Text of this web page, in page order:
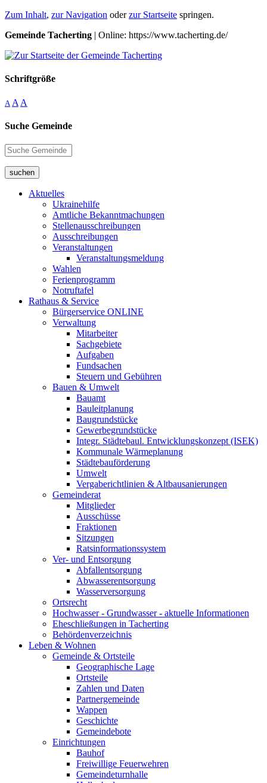
Zum Inhalt, zur Navigation oderzur Startseite springen.
Gemeinde Tacherting | Online: https://www.tacherting.de/
Schriftgröße
A A A
Suche Gemeinde
suchen
Aktuelles
Ukrainehilfe
Amtliche Bekanntmachungen
Stellenausschreibungen
Ausschreibungen
Veranstaltungen
Veranstaltungsmeldung
Wahlen
Ferienprogramm
Notruftafel
Rathaus & Service
Bürgerservice ONLINE
Verwaltung
Mitarbeiter
Sachgebiete
Aufgaben
Fundsachen
Steuern und Gebühren
Bauen & Umwelt
Bauamt
Bauleitplanung
Baugrundstücke
Gewerbegrundstücke
Integr. Städtebaul. Entwicklungskonzept (ISEK)
Kommunale Wärmeplanung
Städtebauförderung
Umwelt
Vergaberichtlinien & Altbausanierungen
Gemeinderat
Mitglieder
Ausschüsse
Fraktionen
Sitzungen
Ratsinformationssystem
Ver- und Entsorgung
Abfallentsorgung
Abwasserentsorgung
Wasserversorgung
Ortsrecht
Hochwasser - Grundwasser - aktuelle Informationen
Eheschließungen in Tacherting
Behördenverzeichnis
Leben & Wohnen
Gemeinde & Ortsteile
Geographische Lage
Ortsteile
Zahlen und Daten
Partnergemeinde
Wappen
Geschichte
Gemeindebote
Einrichtungen
Bauhof
Freiwillige Feuerwehren
Gemeindeturnhalle